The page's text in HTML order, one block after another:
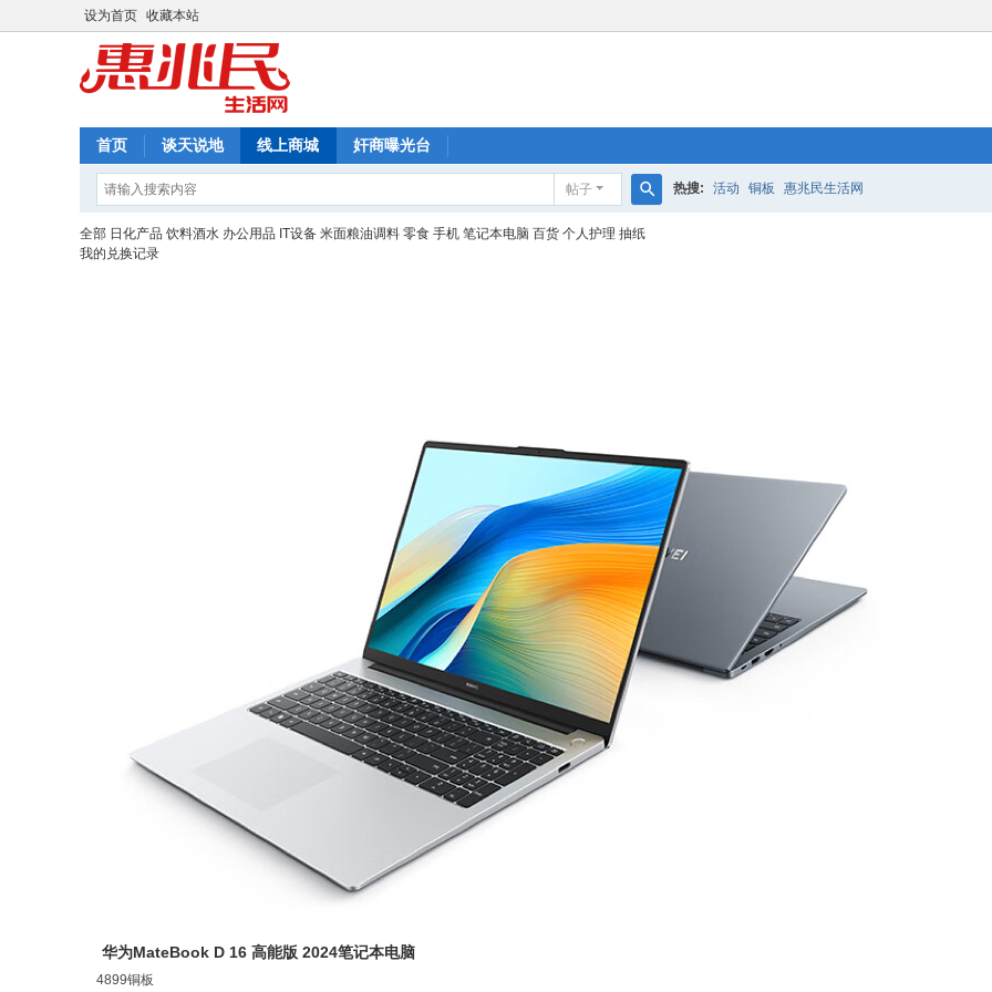
设为首页 收藏本站
首页 谈天说地 线上商城 奸商曝光台
帖子 热搜: 活动 铜板 惠兆民生活网
全部 日化产品 饮料酒水 办公用品 IT设备 米面粮油调料 零食 手机 笔记本电脑 百货 个人护理 抽纸
我的兑换记录
华为MateBook D 16 高能版 2024笔记本电脑
4899铜板